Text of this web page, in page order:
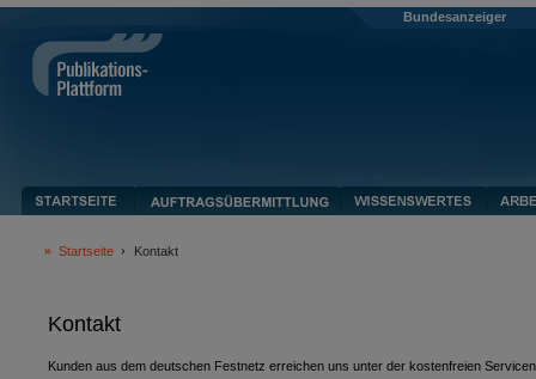
Bundesanzeiger
Startseite Kontakt
Kontakt
Kunden aus dem deutschen Festnetz erreichen uns unter der kostenfreien